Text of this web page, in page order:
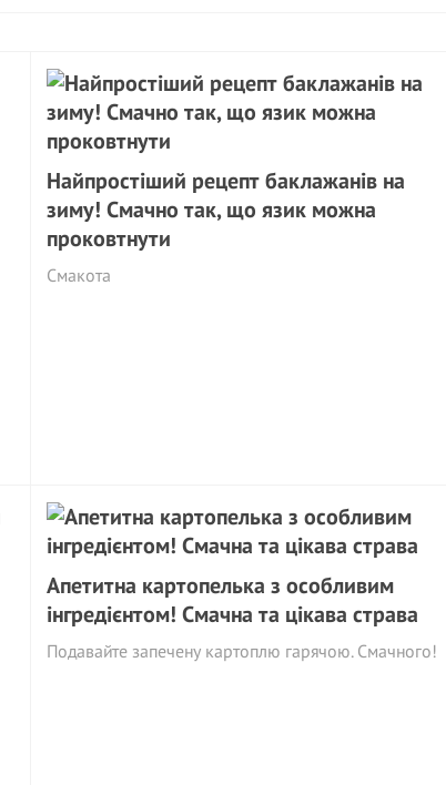
Найпростіший рецепт баклажанів на
зиму! Смачно так, що язик можна
проковтнути
Смакота
Апетитна картопелька з особливим
інгредієнтом! Смачна та цікава страва
Подавайте запечену картоплю гарячою. Смачного!